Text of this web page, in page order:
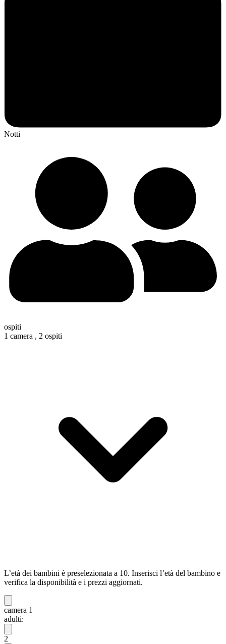
Notti
ospiti
1 camera , 2 ospiti
L’età dei bambini è preselezionata a 10. Inserisci l’età del bambino e
verifica la disponibilità e i prezzi aggiornati.
camera 1
adulti:
2